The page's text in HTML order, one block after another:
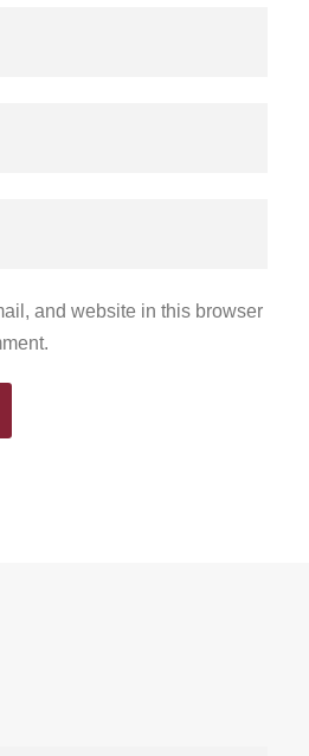
and website in this browser